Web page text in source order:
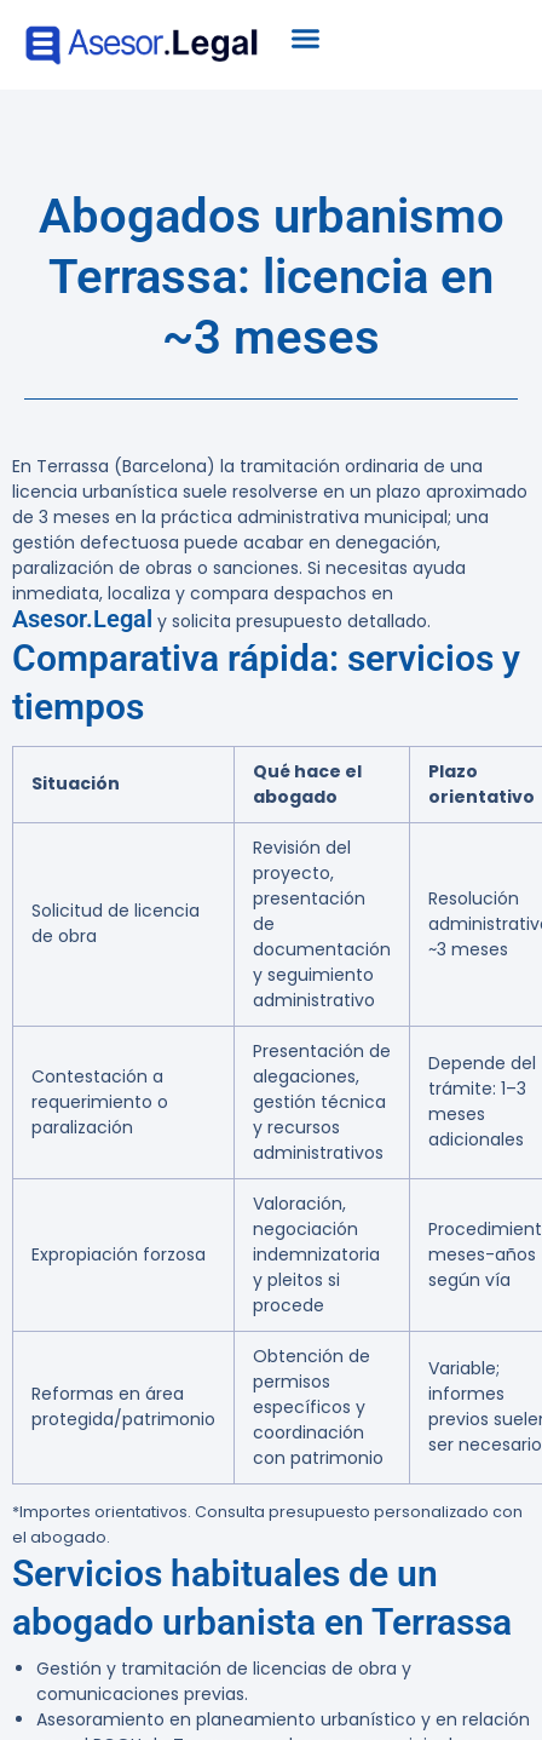
Abogados urbanismo
Terrassa: licencia en
~3 meses
En Terrassa (Barcelona) la tramitación ordinaria de una
licencia urbanística suele resolverse en un plazo aproximado
de 3 meses en la práctica administrativa municipal; una
gestión defectuosa puede acabar en denegación,
paralización de obras o sanciones. Si necesitas ayuda
inmediata, localiza y compara despachos en
Asesor.Legal y solicita presupuesto detallado.
Comparativa rápida: servicios y
tiempos
Situación
Qué hace el
abogado
Plazo
orientativo
Solicitud de licencia
de obra
Revisión del
proyecto,
presentación
de
documentación
y seguimiento
administrativo
Resolución
~3 meses
Contestación a
requerimiento o
paralización
Presentación de
alegaciones,
gestión técnica
y recursos
administrativos
Depende del
trámite: 1–3
meses
adicionales
Expropiación forzosa
Valoración,
negociación
indemnizatoria
y pleitos si
procede
meses-años
según vía
Reformas en área
protegida/patrimonio
Obtención de
permisos
específicos y
coordinación
con patrimonio
Variable;
informes
previos
ser
*Importes orientativos. Consulta presupuesto personalizado con
el abogado.
Servicios habituales de un
abogado urbanista en Terrassa
Gestión y tramitación de licencias de obra y
comunicaciones previas.
Asesoramiento en planeamiento urbanístico y en relación